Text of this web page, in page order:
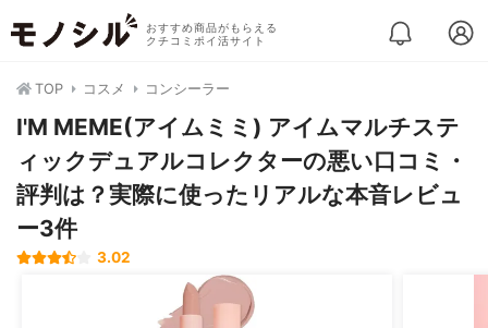
おすすめ商品がもらえる
クチコミポイ活サイト
TOP コスメ コンシーラー
I'M MEME(アイムミミ) アイムマルチステ
ィックデュアルコレクターの悪い口コミ・
評判は？実際に使ったリアルな本音レビュ
ー3件
3.02